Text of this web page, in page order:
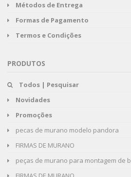
Métodos de Entrega
Formas de Pagamento
Termos e Condições
PRODUTOS
Todos | Pesquisar
Novidades
Promoções
pecas de murano modelo pandora
FIRMAS DE MURANO
peças de murano para montagem de